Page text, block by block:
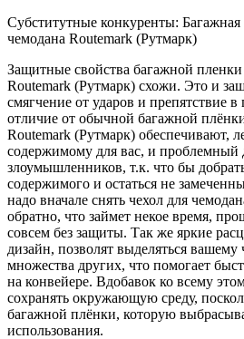
Субститутные конкуренты:
чемодана Routemark (Рутмарк)
Защитные свойства багажной
Routemark (Рутмарк) схожи. Это и
смягчение от ударов и препятствие
отличие от обычной багажной
Routemark (Рутмарк) обеспечивают,
содержимому для вас, и проблемный
злоумышленников, т.к. что бы
содержимого и остаться не
надо вначале снять чехол для
обратно, что займет некое время,
совсем без защиты. Так же яркие
дизайн, позволят выделяться вашему
множества других, что помогает
на конвейере. Вдобавок ко всему
сохранять окружающую среду,
багажной плёнки, которую
использования.